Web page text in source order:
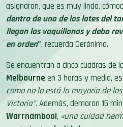
asignaron, que es muy linda,
dentro de uno de los lotes del
llegan las vaquillonas y debo
en orden”, recuerda Gerónimo.
Se encuentran a cinco cuadras de
Melbourne en 3 horas y media,
como no lo está la mayoría de
Victoria”.Además, demoran 15
Warrnambool, «una cuidad